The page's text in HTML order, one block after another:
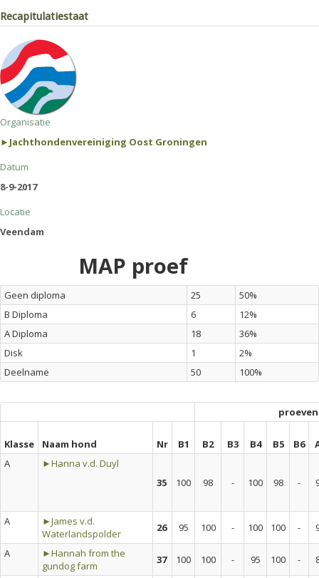
Recapitulatiestaat
Organisatie
►Jachthondenvereiniging Oost Groningen
Datum
8-9-2017
Locatie
Veendam
MAP proef
Geen diploma 25
50%
B Diploma
6
12%
A Diploma
18
36%
Disk
1
2%
Deelname
50 100%
proeven
Klasse Naam hond Nr B1 B2 B3 B4 B5 B6
A
►Hanna v.d. Duyl
35
100 98 - 100 98 -
A
►James v.d.
Waterlandspolder
26 95 100 - 100 100 -
A
►Hannah from the
gundog farm
37 100 100 - 95 100 -